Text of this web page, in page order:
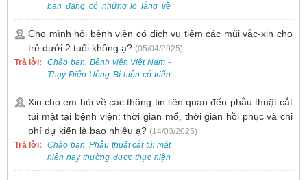
bạn đang có những lo lắng về
nguy cơ nhiễm HPV. Tại Bệnh
viện Việt Nam - Thụy Điển Uông
Bí, chúng tôi cung cấp các dịch
vụ thăm khám và xét nghiệm
chuyên sâu để phát hiện sớm
HPV và tầm soát ung thư cổ tử
Cho mình hỏi bệnh viện có dịch vụ tiêm các mũi vắc-xin cho
trẻ dưới 2 tuổi không ạ? (05/04/2025)
Trả lời:
Chào bạn, Bệnh viện Việt Nam -
Thụy Điển Uông Bí hiện có triển
khai dịch vụ tiêm vắc-xin cho trẻ
dưới 2 tuổi.
Xin cho em hỏi về các thông tin liên quan đến phẫu thuật cắt
túi mật tại bệnh viện: thời gian mổ, thời gian hồi phục và chi
phí dự kiến là bao nhiêu ạ? (14/03/2025)
Trả lời:
Chào bạn, Phẫu thuật cắt túi mật
hiện nay thường được thực hiện
bằng phương pháp nội soi, đây